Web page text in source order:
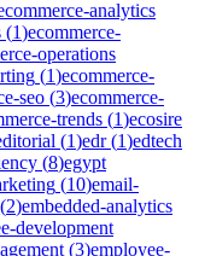
analytics
(1)ecommerce-
operations
(1)ecommerce-
seo (3)ecommerce-
trends (1)ecosire
(1)edr(1)edtech
(8)egypt
(10)email-
(2)embedded-analytics
development
(3)employee-